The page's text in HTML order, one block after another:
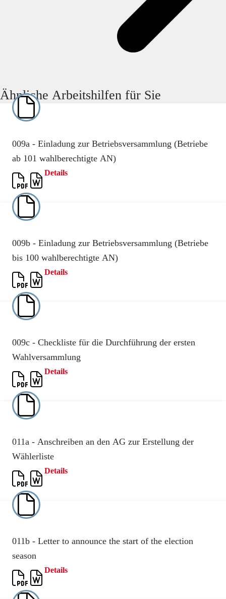
Ähnliche Arbeitshilfen für Sie
009a - Einladung zur Betriebsversammlung (Betriebe
ab 101 wahlberechtigte AN)
Details
009b - Einladung zur Betriebsversammlung (Betriebe
bis 100 wahlberechtigte AN)
Details
009c - Checkliste für die Durchführung der ersten
Wahlversammlung
Details
011a - Anschreiben an den AG zur Erstellung der
Wählerliste
Details
011b - Letter to announce the start of the election
season
Details